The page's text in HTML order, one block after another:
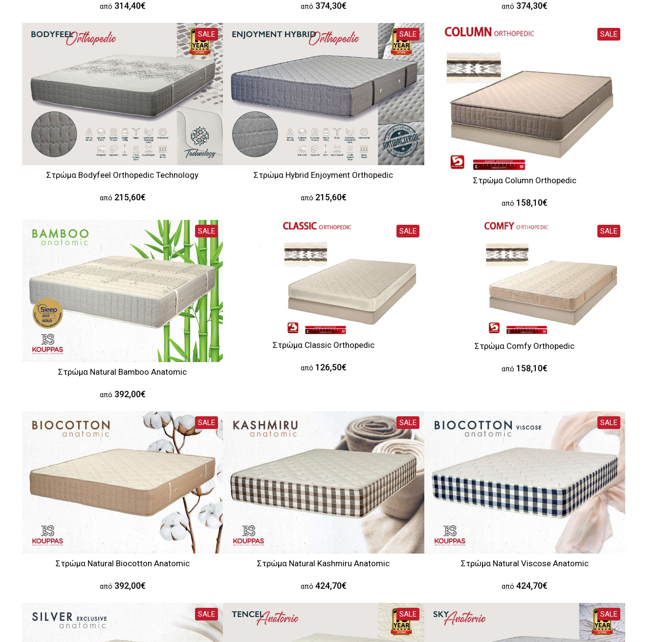
από 314,40€ από 374,30€ από 374,30€
SALE
Στρώμα Bodyfeel Orthopedic Technology
από 215,60€
SALE
Στρώμα Hybrid Enjoyment Orthopedic
από 215,60€
SALE
Στρώμα Column Orthopedic
από 158,10€
SALE
Στρώμα Natural Bamboo Anatomic
από 392,00€
SALE
Στρώμα Classic Orthopedic
από 126,50€
SALE
Στρώμα Comfy Orthopedic
από 158,10€
SALE
Στρώμα Natural Biocotton Anatomic
από 392,00€
SALE
Στρώμα Natural Kashmiru Anatomic
από 424,70€
SALE
Στρώμα Natural Viscose Anatomic
από 424,70€
SALE SALE SALE